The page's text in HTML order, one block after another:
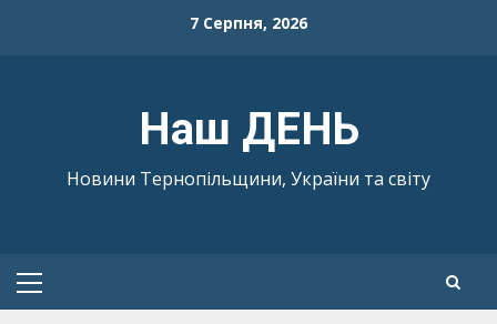
7 Серпня, 2026
Наш ДЕНЬ
Новини Тернопільщини, України та світу
Primary